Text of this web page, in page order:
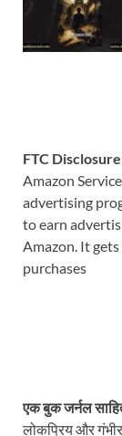
FTC
Amazon
advertising
to earn
Amazon. It
purchases
एक बुक जर्नल
लोकप्रिय और